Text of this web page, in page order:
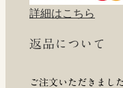
詳細はこちら
返品について
ご注文いただきまし